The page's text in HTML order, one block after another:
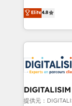
CRM, Solutions
Migration,
team of 25+ experts Contact us
get more from
HubSpot CRM
maximizing
Excellence.
strengthen
drive your business
dedicated to
team (50+),
Elite4.8
提供元：